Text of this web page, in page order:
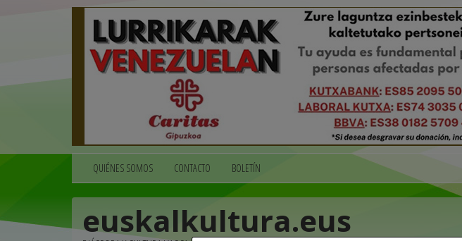
QUIÉNES SOMOS CONTACTO BOLETÍN
euskalkultura.eus